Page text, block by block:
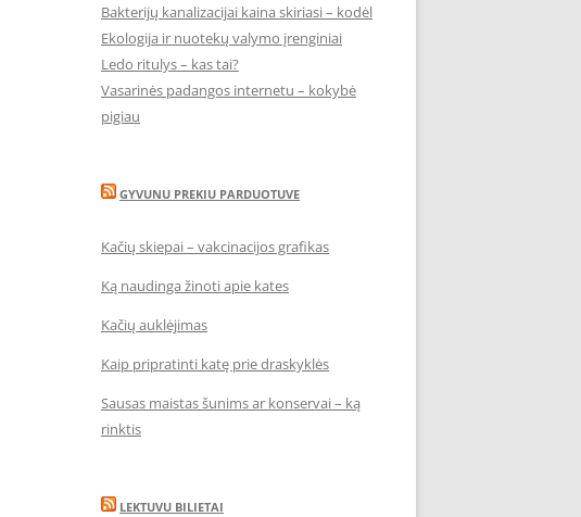
Bakterijų kanalizacijai kaina skiriasi – kodėl
Ekologija ir nuotekų valymo įrenginiai
Ledo ritulys – kas tai?
Vasarinės padangos internetu – kokybė
pigiau
GYVUNU PREKIU PARDUOTUVE
Kačių skiepai – vakcinacijos grafikas
Ką naudinga žinoti apie kates
Kačių auklėjimas
Kaip pripratinti katę prie draskyklės
Sausas maistas šunims ar konservai – ką
rinktis
LEKTUVU BILIETAI